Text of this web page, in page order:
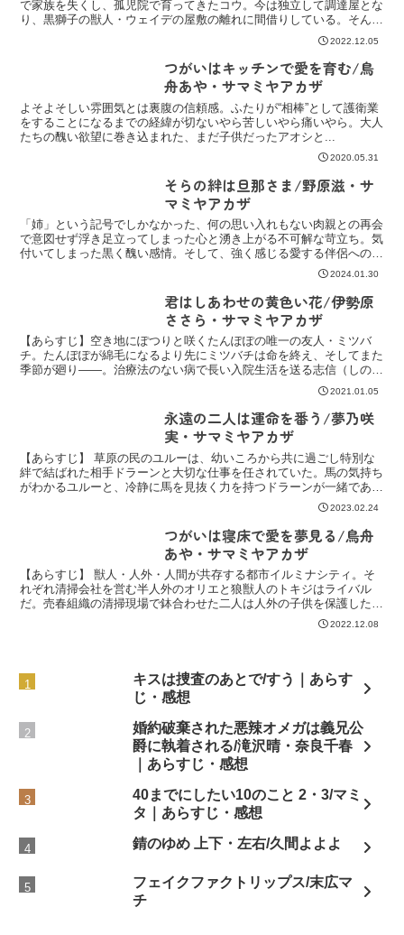
で家族を失くし、孤児院で育ってきたコウ。今は独立して調達屋とな
り、黒獅子の獣人・ウェイデの屋敷の離れに間借りしている。そんな
ある日。孤児院の経営者が亡くなり、施設には４歳の狐の...2022.12.05
つがいはキッチンで愛を育む/鳥
舟あや・サマミヤアカザ
よそよそしい雰囲気とは裏腹の信頼感。ふたりが“相棒”として護衛業
をすることになるまでの経緯が切ないやら苦しいやら痛いやら。大人
たちの醜い欲望に巻き込まれた、まだ子供だったアオシと...
2020.05.31
そらの絆は旦那さま/野原滋・サ
マミヤアカザ
「姉」という記号でしかなかった、何の思い入れもない肉親との再会
で意図せず浮き足立ってしまった心と湧き上がる不可解な苛立ち。気
付いてしまった黒く醜い感情。そして、強く感じる愛する伴侶への独
2024.01.30
君はしあわせの黄色い花/伊勢原
ささら・サマミヤアカザ
【あらすじ】空き地にぽつりと咲くたんぽぽの唯一の友人・ミツバ
チ。たんぽぽが綿毛になるより先にミツバチは命を終え、そしてまた
季節が廻り――。治療法のない病で長い入院生活を送る志信（しの
ぶ）。見舞いに訪れた従兄弟から太陽のような明るい雰囲気を纏...
2021.01.05
永遠の二人は運命を番う/夢乃咲
実・サマミヤアカザ
【あらすじ】 草原の民のユルーは、幼いころから共に過ごし特別な
絆で結ばれた相手ドラーンと大切な仕事を任されていた。馬の気持ち
がわかるユルーと、冷静に馬を見抜く力を持つドラーンが一緒であれ
ば、難しいとされる調教もうまくいくのだ。そんなある日、...2023.02.24
つがいは寝床で愛を夢見る/鳥舟
あや・サマミヤアカザ
【あらすじ】 獣人・人外・人間が共存する都市イルミナシティ。そ
れぞれ清掃会社を営む半人外のオリエと狼獣人のトキジはライバル
だ。売春組織の清掃現場で鉢合わせた二人は人外の子供を保護したこ
とで急に接点が増える。同じ頃、名家の出であるオリエは実家...2022.12.08
キスは捜査のあとで/すう｜あらす
じ・感想
婚約破棄された悪辣オメガは義兄公
爵に執着される/滝沢晴・奈良千春
｜あらすじ・感想
40までにしたい10のこと 2・3/マミ
タ｜あらすじ・感想
錆のゆめ 上下・左右/久間よよよ
フェイクファクトリップス/末広マ
チ